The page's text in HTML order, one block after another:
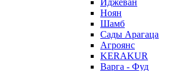
Иджеван
Ноян
Шамб
Сады Арагаца
Агроянс
KERAKUR
Варга - Фуд